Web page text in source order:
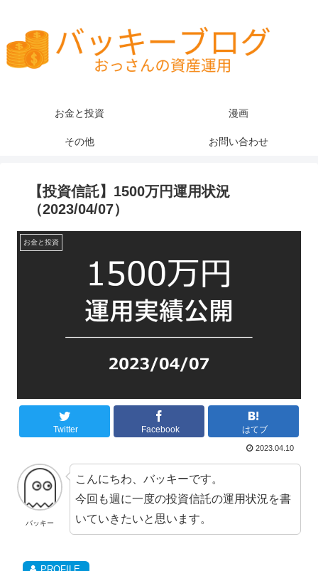
お金と投資 漫画
その他 お問い合わせ
【投資信託】1500万円運用状況
（2023/04/07）
お金と投資
Twitter Facebook はてブ
2023.04.10
バッキー
こんにちわ、バッキーです。
今回も週に一度の投資信託の運用状況を書
いていきたいと思います。